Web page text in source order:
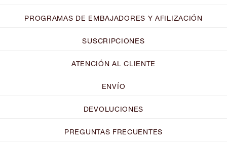
PROGRAMAS DE EMBAJADORES Y AFILIZACIÓN
SUSCRIPCIONES
ATENCIÓN AL CLIENTE
ENVÍO
DEVOLUCIONES
PREGUNTAS FRECUENTES